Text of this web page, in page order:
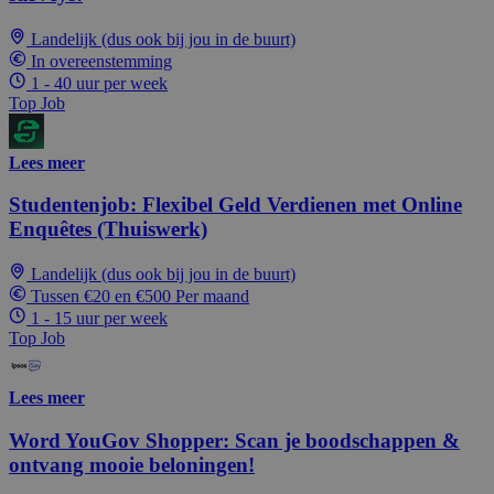
Landelijk (dus ook bij jou in de buurt)
In overeenstemming
1 - 40 uur per week
Top Job
Lees meer
Studentenjob: Flexibel Geld Verdienen met Online
Enquêtes (Thuiswerk)
Landelijk (dus ook bij jou in de buurt)
Tussen €20 en €500 Per maand
1 - 15 uur per week
Top Job
Lees meer
Word YouGov Shopper: Scan je boodschappen &
ontvang mooie beloningen!